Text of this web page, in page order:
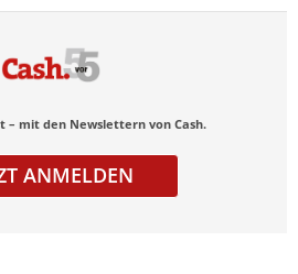
– mit den Newslettern von Cash.
ANMELDEN